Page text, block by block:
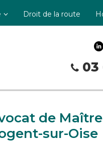
Droit de la route
03
de
sur-Oise